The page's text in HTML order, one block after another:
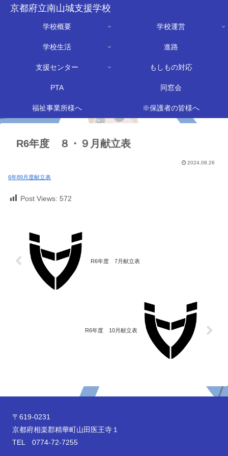
京都府立南山城支援学校
学校概要 学校運営
学校生活 進路
支援センター もしもの対応
PTA 同窓会
福祉事業所様へ ※保護者の皆様へ
R6年度 ８・９月献立表
2024.08.26
6年89月度献立表
Post Views: 572
R6年度 7月献立表
R6年度 10月献立表
〒619-0231
京都府相楽郡精華町山田医王寺１
TEL 0774-72-7255